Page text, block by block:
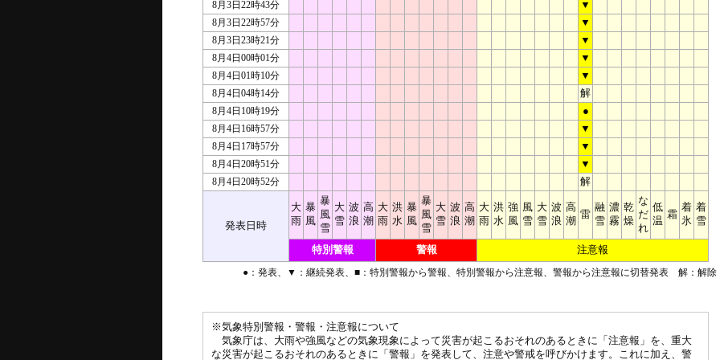
8月3日22時43分
▼
8月3日22時57分
▼
8月3日23時21分
▼
8月4日00時01分
▼
8月4日01時10分
▼
8月4日04時14分
解
8月4日10時19分
●
8月4日16時57分
▼
8月4日17時57分
▼
8月4日20時51分
▼
8月4日20時52分
解
発表日時
大
雨
暴
風
暴
風
雪
大
雪
波
浪
高
潮
大
雨
洪
水
暴
風
暴
風
雪
大
雪
波
浪
高
潮
大
雨
洪
水
強
風
風
雪
大
雪
波
浪
高
潮
雷
融
雪
濃
霧
乾
燥
な
だ
れ
低
温
霜
着
氷
着
雪
特別警報 警報
注意報
●：発表、▼：継続発表、■：特別警報から警報、特別警報から注意報、警報から注意報に切替発表 解：解除
※気象特別警報・警報・注意報について
気象庁は、大雨や強風などの気象現象によって災害が起こるおそれのあるときに「注意報」を、重大
な災害が起こるおそれのあるときに「警報」を発表して、注意や警戒を呼びかけます。これに加え、警